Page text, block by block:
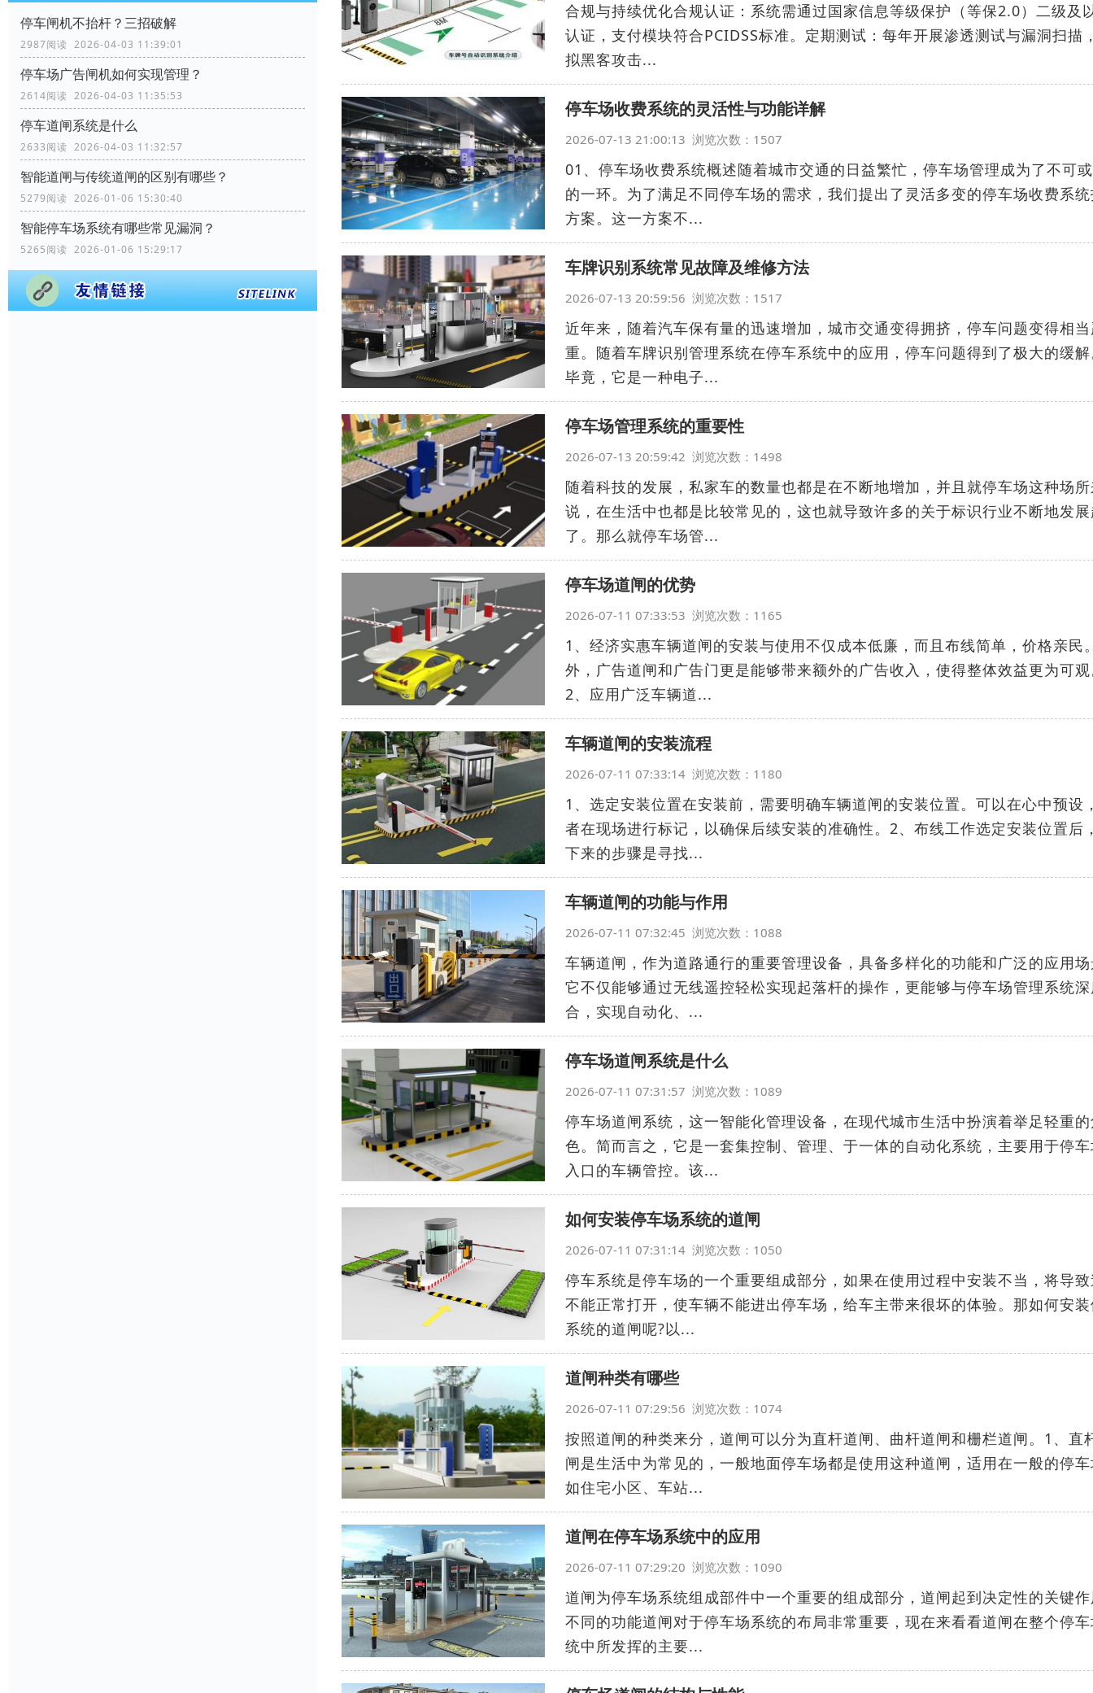
停车闸机不抬杆？三招破解
2987阅读 2026-04-03 11:39:01
停车场广告闸机如何实现管理？
2614阅读 2026-04-03 11:35:53
停车道闸系统是什么
2633阅读 2026-04-03 11:32:57
智能道闸与传统道闸的区别有哪些？
5279阅读 2026-01-06 15:30:40
智能停车场系统有哪些常见漏洞？
5265阅读 2026-01-06 15:29:17
合规与持续优化合规认证：系统需通过国家信息等级保护（等保2.0）二级及
认证，支付模块符合PCIDSS标准。定期测试：每年开展渗透测试与漏洞扫描
拟黑客攻击...
停车场收费系统的灵活性与功能详解
2026-07-13 21:00:13 浏览次数：1507
01、停车场收费系统概述随着城市交通的日益繁忙，停车场管理成为了不可
的一环。为了满足不同停车场的需求，我们提出了灵活多变的停车场收费系
方案。这一方案不...
车牌识别系统常见故障及维修方法
2026-07-13 20:59:56 浏览次数：1517
近年来，随着汽车保有量的迅速增加，城市交通变得拥挤，停车问题变得相
重。随着车牌识别管理系统在停车系统中的应用，停车问题得到了极大的缓
毕竟，它是一种电子...
停车场管理系统的重要性
2026-07-13 20:59:42 浏览次数：1498
随着科技的发展，私家车的数量也都是在不断地增加，并且就停车场这种场
说，在生活中也都是比较常见的，这也就导致许多的关于标识行业不断地发
了。那么就停车场管...
停车场道闸的优势
2026-07-11 07:33:53 浏览次数：1165
1、经济实惠车辆道闸的安装与使用不仅成本低廉，而且布线简单，价格亲民
外，广告道闸和广告门更是能够带来额外的广告收入，使得整体效益更为可
2、应用广泛车辆道...
车辆道闸的安装流程
2026-07-11 07:33:14 浏览次数：1180
1、选定安装位置在安装前，需要明确车辆道闸的安装位置。可以在心中预设
者在现场进行标记，以确保后续安装的准确性。2、布线工作选定安装位置后
下来的步骤是寻找...
车辆道闸的功能与作用
2026-07-11 07:32:45 浏览次数：1088
车辆道闸，作为道路通行的重要管理设备，具备多样化的功能和广泛的应用
它不仅能够通过无线遥控轻松实现起落杆的操作，更能够与停车场管理系统
合，实现自动化、...
停车场道闸系统是什么
2026-07-11 07:31:57 浏览次数：1089
停车场道闸系统，这一智能化管理设备，在现代城市生活中扮演着举足轻重
色。简而言之，它是一套集控制、管理、于一体的自动化系统，主要用于停
入口的车辆管控。该...
如何安装停车场系统的道闸
2026-07-11 07:31:14 浏览次数：1050
停车系统是停车场的一个重要组成部分，如果在使用过程中安装不当，将导
不能正常打开，使车辆不能进出停车场，给车主带来很坏的体验。那如何安
系统的道闸呢?以...
道闸种类有哪些
2026-07-11 07:29:56 浏览次数：1074
按照道闸的种类来分，道闸可以分为直杆道闸、曲杆道闸和栅栏道闸。1、直
闸是生活中为常见的，一般地面停车场都是使用这种道闸，适用在一般的停
如住宅小区、车站...
道闸在停车场系统中的应用
2026-07-11 07:29:20 浏览次数：1090
道闸为停车场系统组成部件中一个重要的组成部分，道闸起到决定性的关键
不同的功能道闸对于停车场系统的布局非常重要，现在来看看道闸在整个停
统中所发挥的主要...